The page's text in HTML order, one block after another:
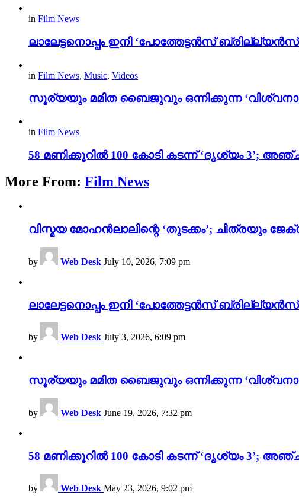
in Film News
ലാലേട്ടനൊപ്പം ഇനി ‘പോത്തേട്ടൻസ് ബ്രില്ല്യൻസ്’;
in Film News, Music, Videos
സൂര്യയും മമിത ബൈജുവും ഒന്നിക്കുന്ന
in Film News
58 മണിക്കൂറിൽ 100 കോടി കടന്ന് ‘ദൃശ്യം 3’;
More From: Film News
വിസ്മയ മോഹൻലാലിന്റെ ‘തുടക്കം’; ചിത്രയും
by Web Desk July 10, 2026, 7:09 pm
ലാലേട്ടനൊപ്പം ഇനി ‘പോത്തേട്ടൻസ് ബ്രില്ല്യൻസ്’;
by Web Desk July 3, 2026, 6:09 pm
സൂര്യയും മമിത ബൈജുവും ഒന്നിക്കുന്ന
by Web Desk June 19, 2026, 7:32 pm
58 മണിക്കൂറിൽ 100 കോടി കടന്ന് ‘ദൃശ്യം 3’;
by Web Desk May 23, 2026, 9:02 pm